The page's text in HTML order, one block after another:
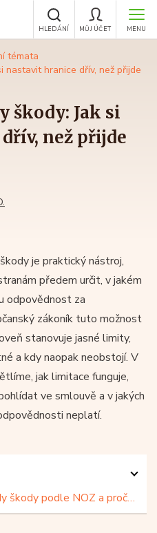
MENU
MŮJ ÚČET
HLEDÁNÍ
témata
nastavit hranice dřív, než přijde
škody: Jak si
než přijde
je praktický nástroj,
předem určit, v jakém
odpovědnost za
zákoník tuto možnost
stanovuje jasné limity,
a kdy naopak neobstojí. V
jak limitace funguje,
ve smlouvě a v jakých
neplatí.
Co znamená limitace náhrady škody podle NOZ a proč se používá